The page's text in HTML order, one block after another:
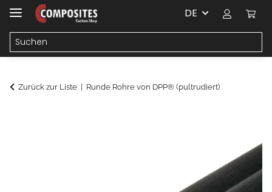
DE
Zurück zur Liste Runde Rohre von DPP® (pultrudiert)